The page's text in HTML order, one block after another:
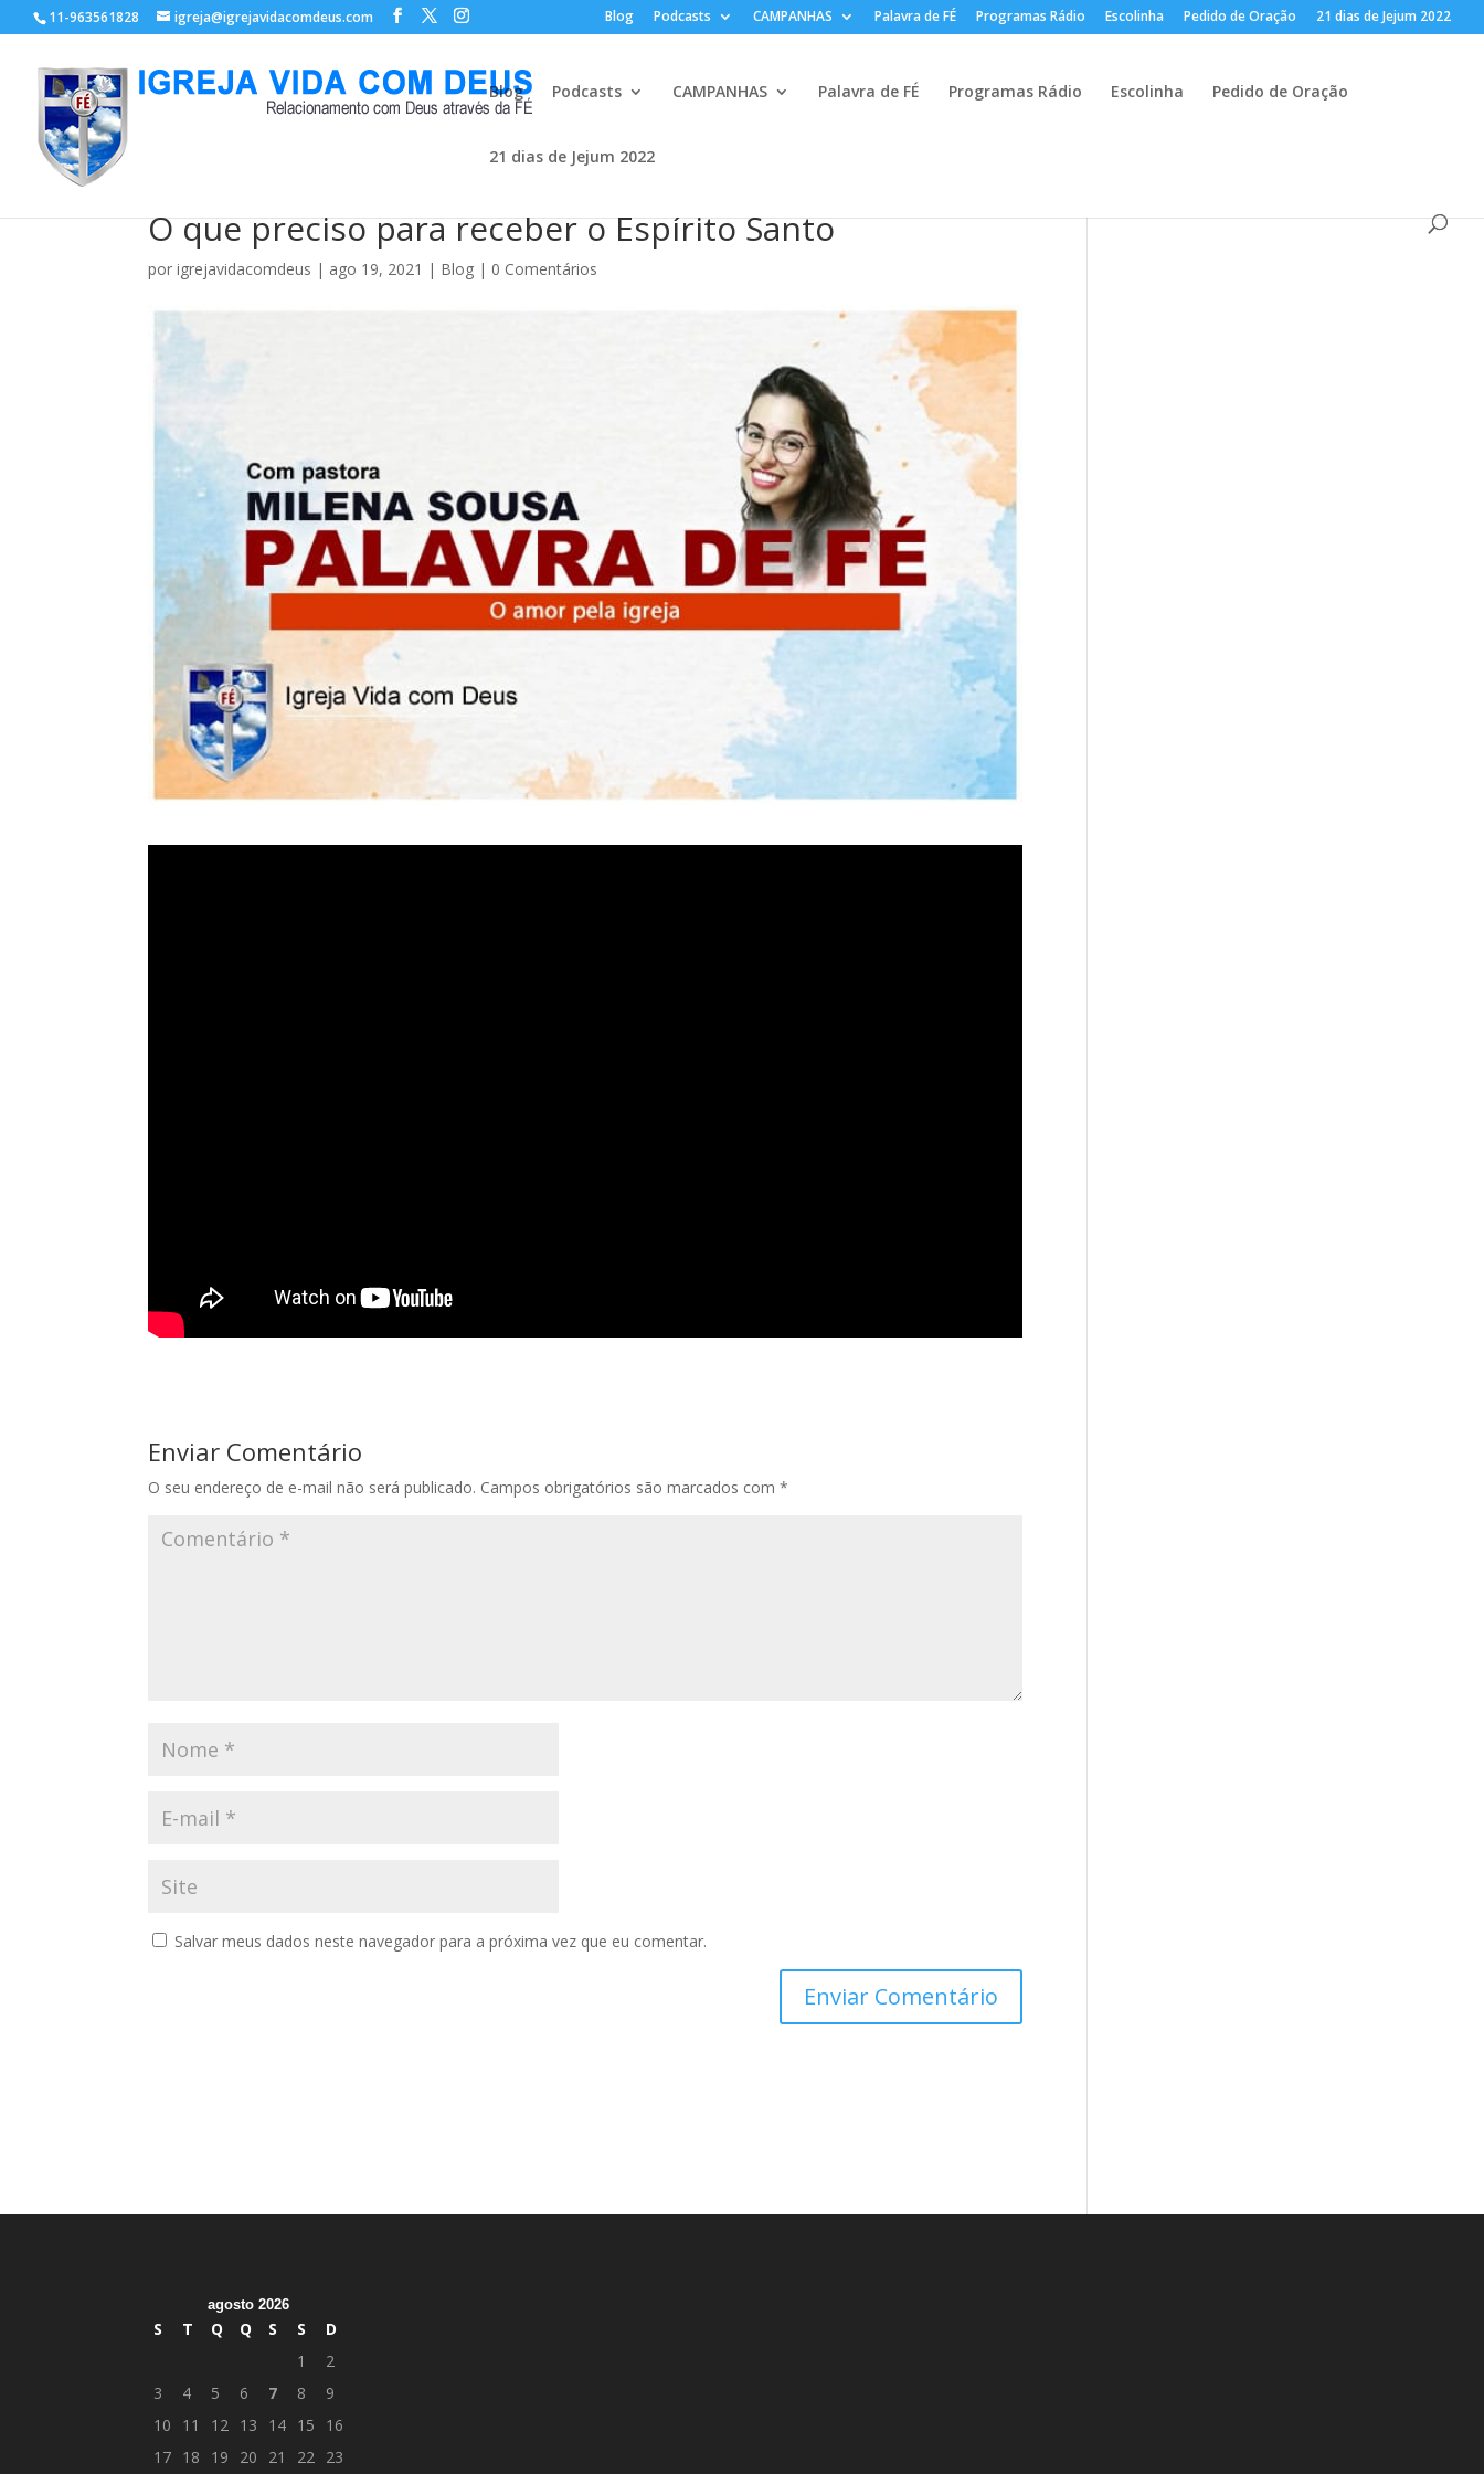
11-963561828 igreja@igrejavidacomdeus.com Blog Podcasts CAMPANHAS Palavra de FÉ Programas Rádio Escolinha Pedido de Oração 21 dias de Jejum 2022
Blog Podcasts CAMPANHAS Palavra de FÉ Programas Rádio Escolinha Pedido de Oração
21 dias de Jejum 2022
O que preciso para receber o Espírito Santo
porigrejavidacomdeus | ago 19, 2021 | Blog | 0 Comentários
Enviar Comentário
O seu endereço de e-mail não será publicado. Campos obrigatórios são marcados com*
Salvar meus dados neste navegador para a próxima vez que eu comentar.
agosto 2026
S T Q Q S S
D
1
2
3
4 5 6 7 8
9
10
11 12 13 14 15
16
17 18 19 20 21 22 23